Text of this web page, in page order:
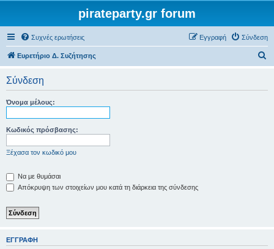
pirateparty.gr forum
Συχνές ερωτήσεις Σύνδεση
Εγγραφή
Ευρετήριο Δ. Συζήτησης
Σύνδεση
Όνομα μέλους:
Κωδικός πρόσβασης:
Ξέχασα τον κωδικό μου
Να με θυμάσαι
Απόκρυψη των στοιχείων μου κατά τη διάρκεια της σύνδεσης
ΕΓΓΡΑΦΉ